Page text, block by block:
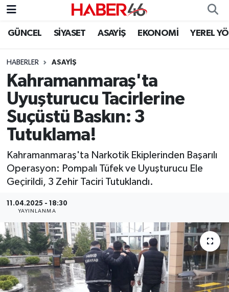
GÜNCEL SİYASET ASAYİŞ EKONOMİ YEREL
HABERLER ASAYİŞ
Kahramanmaraş'ta
Uyuşturucu Tacirlerine
Suçüstü Baskın: 3
Tutuklama!
Kahramanmaraş'ta Narkotik Ekiplerinden Başarılı
Operasyon: Pompalı Tüfek ve Uyuşturucu Ele
Geçirildi, 3 Zehir Taciri Tutuklandı.
11.04.2025 - 18:30
YAYINLANMA
GÜNCEL
SİYASET
EKONOMİ
SPOR
YAŞAM
TEKNOLOJİ
EĞİTİM
İLÇE HABERLERİ
KÜLTÜR-SANAT
Nöbetçi Eczaneler
Hava Durumu
Kahramanmaraş Namaz Vakitleri
Trafik Durumu
Süper Lig Puan Durumu ve Fikstür
Tüm Manşetler
Haber Arşivi